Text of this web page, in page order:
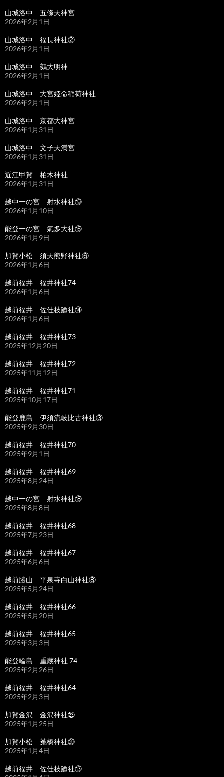
山城洛中 五條天神宮
2026年2月1日
山城洛中 福長神社②
2026年2月1日
山城洛中 鵺大明神
2026年2月1日
山城洛中 大宮姫命稲荷神社
2026年2月1日
山城洛中 京都大神宮
2026年1月31日
山城洛中 文子天満宮
2026年1月31日
近江甲賀 柏木神社
2026年1月31日
越中一の宮 射水神社⑲
2026年1月10日
能登一の宮 氣多大社⑯
2026年1月9日
加賀小松 須天熊野神社⑥
2026年1月6日
越前福井 福井神社74
2026年1月6日
越前福井 佐佳枝廼社⑭
2026年1月6日
越前福井 福井神社73
2025年12月20日
越前福井 福井神社72
2025年11月12日
越前福井 福井神社71
2025年10月17日
能登鹿島 伊須流岐比古神社③
2025年9月30日
越前福井 福井神社70
2025年9月1日
越前福井 福井神社69
2025年8月24日
越中一の宮 射水神社⑱
2025年8月8日
越前福井 福井神社68
2025年7月23日
越前福井 福井神社67
2025年6月6日
越前勝山 平泉寺白山神社⑧
2025年5月24日
越前福井 福井神社66
2025年5月20日
越前福井 福井神社65
2025年3月3日
能登輪島 重蔵神社 74
2025年2月26日
越前福井 福井神社64
2025年2月3日
加賀金沢 金沢神社㉓
2025年1月25日
加賀小松 菟橋神社⑳
2025年1月4日
越前福井 佐佳枝廼社⑬